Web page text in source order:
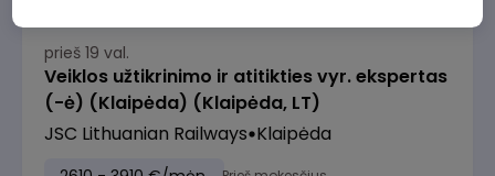
prieš 19 val.
Veiklos užtikrinimo ir atitikties vyr. ekspertas
(-ė) (Klaipėda) (Klaipėda, LT)
JSC Lithuanian Railways Klaipėda